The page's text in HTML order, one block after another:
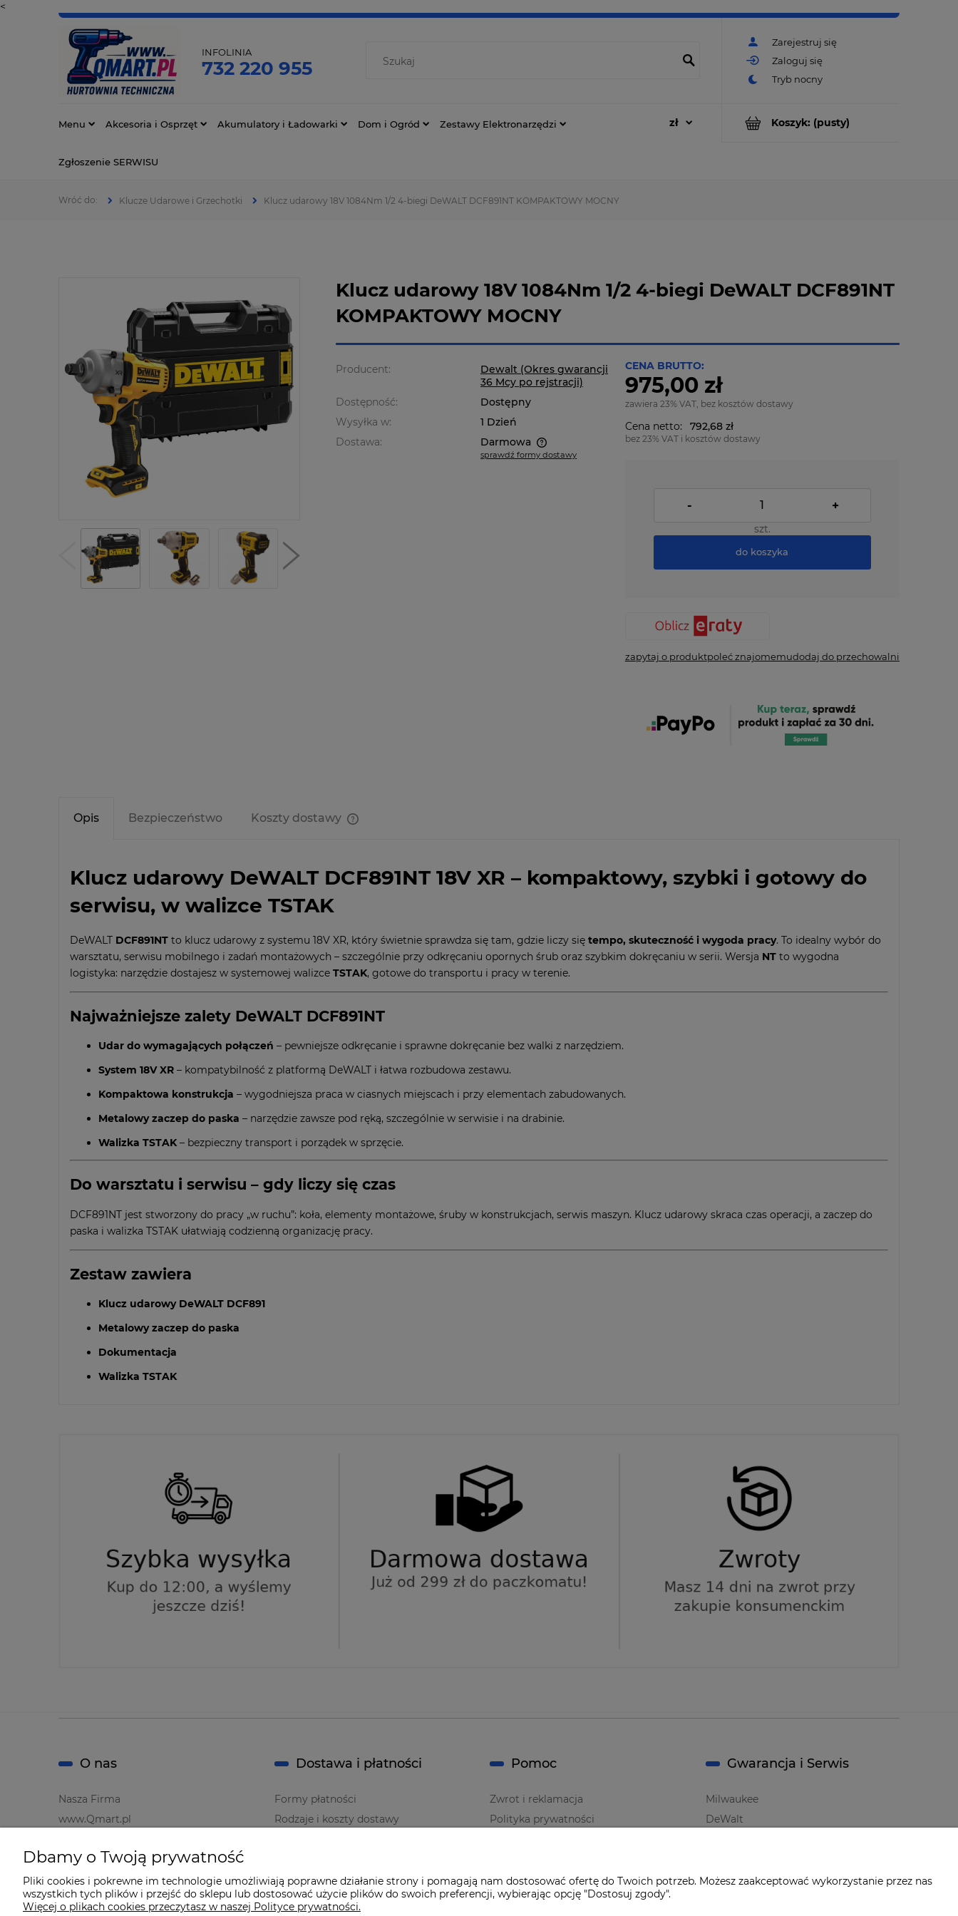
<
Zarejestruj się
Zaloguj się
INFOLINIA
732 220 955
Koszyk: (pusty)
Menu Akcesoria i Osprzęt Akumulatory i Ładowarki Dom i Ogród Zestawy Elektronarzędzi
Zgłoszenie SERWISU
Klucze Udarowe i Grzechotki Klucz udarowy 18V 1084Nm 1/2 4-biegi DeWALT DCF891NT KOMPAKTOWY MOCNY
Klucz udarowy 18V 1084Nm 1/2 4-biegi DeWALT DCF891NT
KOMPAKTOWY MOCNY
Producent:
Dewalt (Okres gwarancji
36 Mcy po rejstracji)
Dostępność:
Dostępny
Wysyłka w:
1 Dzień
Dostawa:
Darmowa
sprawdź formy dostawy
CENA BRUTTO:
975,00 zł
zawiera 23% VAT, bez kosztów dostawy
Cena netto: 792,68 zł
bez 23% VAT i kosztów dostawy
- +
szt.
do koszyka
zapytaj o produktpoleć znajomemudodaj do przechowalni
Opis Bezpieczeństwo Koszty dostawy
Klucz udarowy DeWALT DCF891NT 18V XR – kompaktowy, szybki i gotowy do
serwisu, w walizce TSTAK
DeWALT DCF891NT to klucz udarowy z systemu 18V XR, który świetnie sprawdza się tam, gdzie liczy się tempo, skuteczność i wygoda pracy. To idealny wybór do
warsztatu, serwisu mobilnego i zadań montażowych – szczególnie przy odkręcaniu opornych śrub oraz szybkim dokręcaniu w serii. Wersja NT to wygodna
logistyka: narzędzie dostajesz w systemowej walizce TSTAK, gotowe do transportu i pracy w terenie.
Najważniejsze zalety DeWALT DCF891NT
Udar do wymagających połączeń – pewniejsze odkręcanie i sprawne dokręcanie bez walki z narzędziem.
System 18V XR – kompatybilność z platformą DeWALT i łatwa rozbudowa zestawu.
Kompaktowa konstrukcja – wygodniejsza praca w ciasnych miejscach i przy elementach zabudowanych.
Metalowy zaczep do paska – narzędzie zawsze pod ręką, szczególnie w serwisie i na drabinie.
Walizka TSTAK – bezpieczny transport i porządek w sprzęcie.
Do warsztatu i serwisu – gdy liczy się czas
DCF891NT jest stworzony do pracy „w ruchu”: koła, elementy montażowe, śruby w konstrukcjach, serwis maszyn. Klucz udarowy skraca czas operacji, a zaczep do
paska i walizka TSTAK ułatwiają codzienną organizację pracy.
Zestaw zawiera
Klucz udarowy DeWALT DCF891
Metalowy zaczep do paska
Dokumentacja
Walizka TSTAK
O nas
Nasza Firma
www.Qmart.pl
Dostawa i płatności
Formy płatności
Rodzaje i koszty dostawy
Pomoc
Zwrot i reklamacja
Polityka prywatności
Gwarancja i Serwis
Milwaukee
DeWalt
Oznaczenie i symbole Producentów
Dbamy o Twoją prywatność
Pliki cookies i pokrewne im technologie umożliwiają poprawne działanie strony i pomagają nam dostosować ofertę do Twoich potrzeb. Możesz zaakceptować wykorzystanie przez nas
wszystkich tych plików i przejść do sklepu lub dostosować użycie plików do swoich preferencji, wybierając opcję "Dostosuj zgody".
Więcej o plikach cookies przeczytasz w naszej Polityce prywatności.